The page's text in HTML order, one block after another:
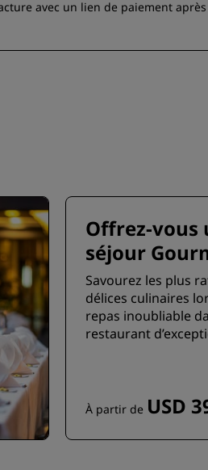
avec un lien de paiement
Offrez-vous
séjour
Savourez les plus
délices culinaires
repas inoubliable
restaurant
À partir de USD